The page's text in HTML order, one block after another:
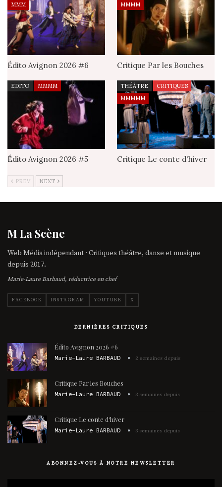
MMM
Édito Avignon 2026 #6
MMMM
Critique Par les Bouches
EDITO MMMM
Édito Avignon 2026 #5
THÉÂTRE
CRITIQUES
MMMMM
Critique Le conte d'hiver
PREV NEXT
M La Scène
Web Média indépendant · Critiques théâtre, danse et musique
depuis 2017.
Marie-Laure Barbaud, rédactrice en chef
FACEBOOK INSTAGRAM YOUTUBE X
DERNIÈRES CRITIQUES
Édito Avignon 2026 #6
Marie-Laure BARBAUD 2 semaines depuis
Critique Par les Bouches
Marie-Laure BARBAUD 3 semaines depuis
Critique Le conte d'hiver
Marie-Laure BARBAUD 3 semaines depuis
ABONNEZ-VOUS À NOTRE NEWSLETTER